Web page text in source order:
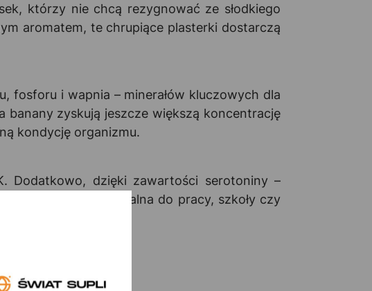
którzy nie chcą rezygnować ze słodkiego
aromatem, te chrupiące plasterki dostarczą
fosforu i wapnia – minerałów kluczowych dla
banany zyskują jeszcze większą koncentrację
kondycję organizmu.
Dodatkowo, dzięki zawartości serotoniny –
przekąska idealna do pracy, szkoły czy